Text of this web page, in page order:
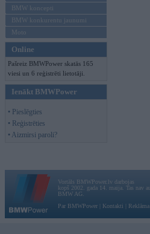
BMW koncepti
BMW konkurentu jaunumi
Moto
Online
Pašreiz BMWPower skatās 165
viesi un 6 reģistrēti lietotāji.
Ienākt BMWPower
• Pieslēgties
• Reģistrēties
• Aizmirsi paroli?
Vortāls BMWPower.lv darbojas
kopš 2002. gada 14. maija. Tas nav
BMW AG.
Par BMWPower
Kontakti Reklāma